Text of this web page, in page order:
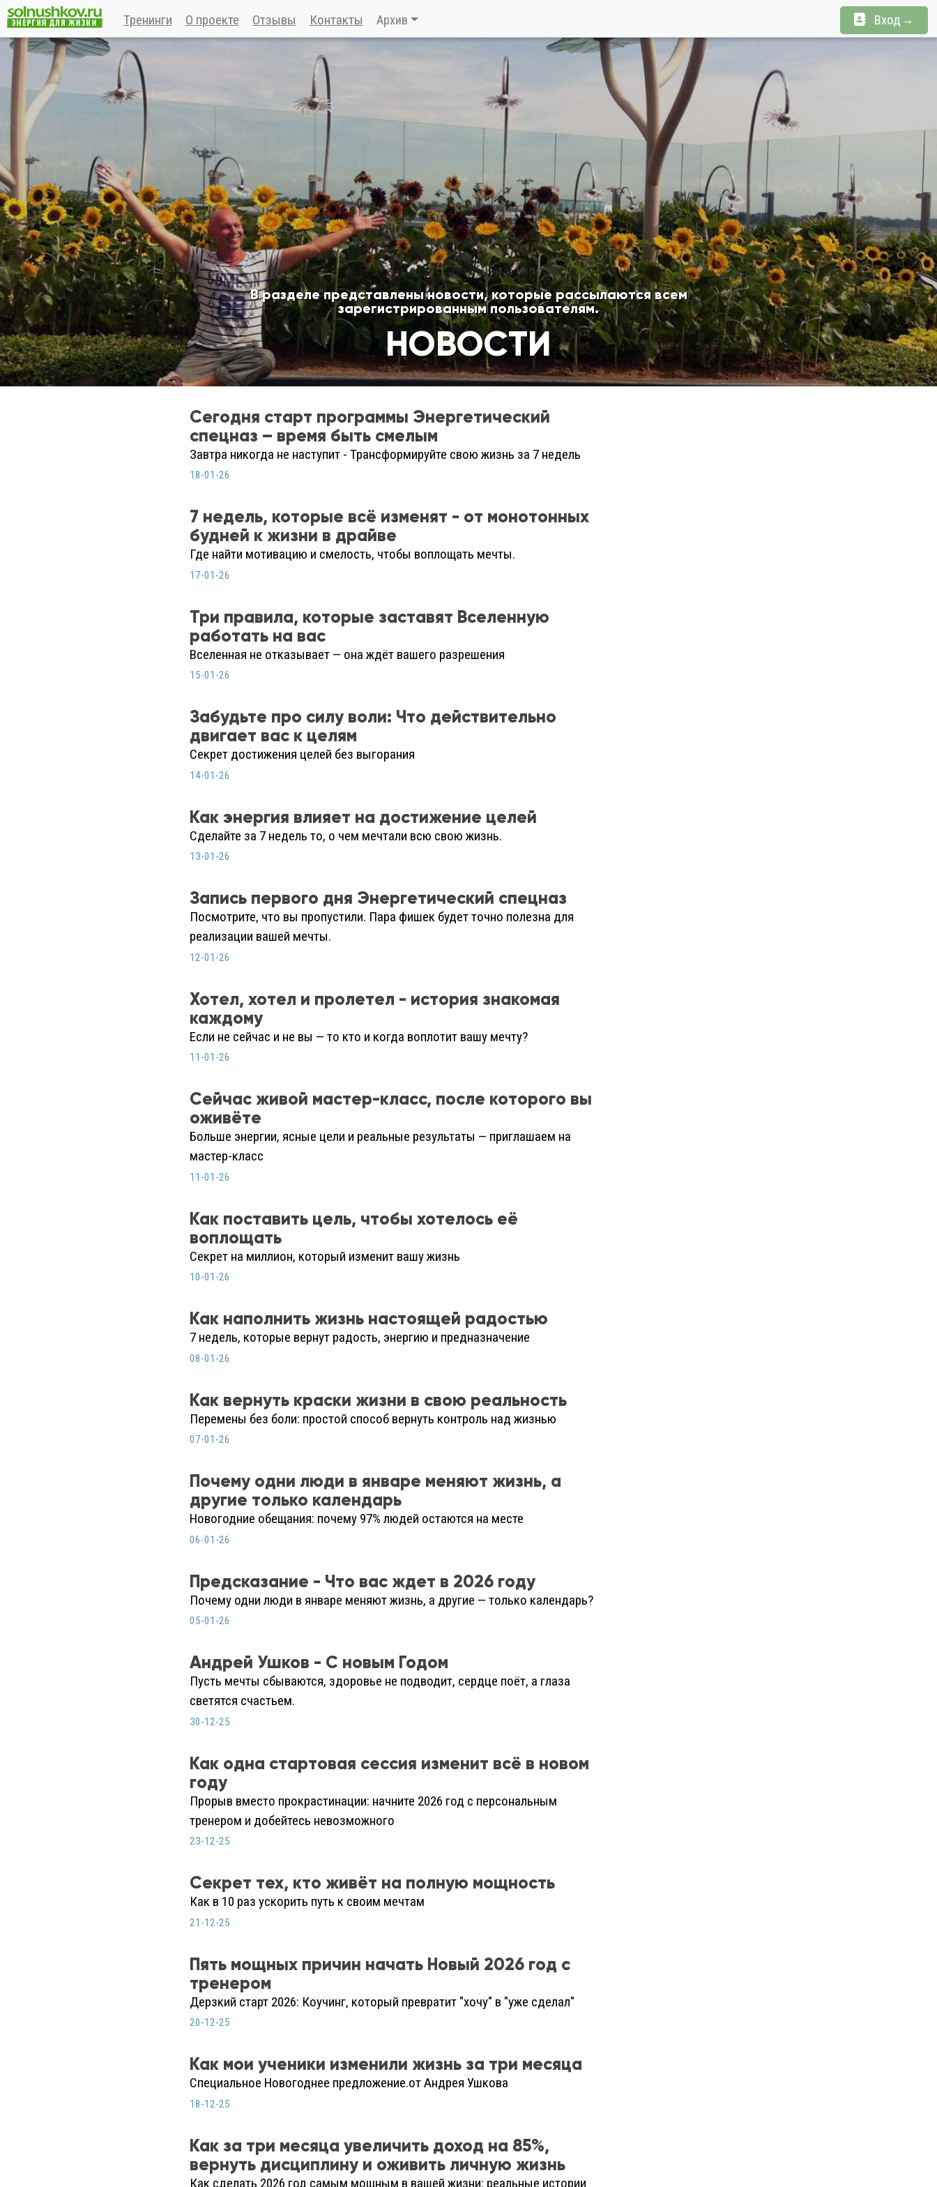
Тренинги О проекте Отзывы Контакты Архив Вход→
В разделе представлены новости, которые рассылаются всем
зарегистрированным пользователям.
НОВОСТИ
Сегодня старт программы Энергетический
спецназ – время быть смелым
Завтра никогда не наступит - Трансформируйте свою жизнь за 7 недель
18-01-26
7 недель, которые всё изменят - от монотонных
будней к жизни в драйве
Где найти мотивацию и смелость, чтобы воплощать мечты.
17-01-26
Три правила, которые заставят Вселенную
работать на вас
Вселенная не отказывает — она ждёт вашего разрешения
15-01-26
Забудьте про силу воли: Что действительно
двигает вас к целям
Секрет достижения целей без выгорания
14-01-26
Как энергия влияет на достижение целей
Сделайте за 7 недель то, о чем мечтали всю свою жизнь.
13-01-26
Запись первого дня Энергетический спецназ
Посмотрите, что вы пропустили. Пара фишек будет точно полезна для
реализации вашей мечты.
12-01-26
Хотел, хотел и пролетел - история знакомая
каждому
Если не сейчас и не вы — то кто и когда воплотит вашу мечту?
11-01-26
Сейчас живой мастер-класс, после которого вы
оживёте
Больше энергии, ясные цели и реальные результаты — приглашаем на
мастер-класс
11-01-26
Как поставить цель, чтобы хотелось её
воплощать
Секрет на миллион, который изменит вашу жизнь
10-01-26
Как наполнить жизнь настоящей радостью
7 недель, которые вернут радость, энергию и предназначение
08-01-26
Как вернуть краски жизни в свою реальность
Перемены без боли: простой способ вернуть контроль над жизнью
07-01-26
Почему одни люди в январе меняют жизнь, а
другие только календарь
Новогодние обещания: почему 97% людей остаются на месте
06-01-26
Предсказание - Что вас ждет в 2026 году
Почему одни люди в январе меняют жизнь, а другие — только календарь?
05-01-26
Андрей Ушков - С новым Годом
Пусть мечты сбываются, здоровье не подводит, сердце поёт, а глаза
светятся счастьем.
30-12-25
Как одна стартовая сессия изменит всё в новом
году
Прорыв вместо прокрастинации: начните 2026 год с персональным
тренером и добейтесь невозможного
23-12-25
Секрет тех, кто живёт на полную мощность
Как в 10 раз ускорить путь к своим мечтам
21-12-25
Пять мощных причин начать Новый 2026 год с
тренером
Дерзкий старт 2026: Коучинг, который превратит "хочу" в "уже сделал"
20-12-25
Как мои ученики изменили жизнь за три месяца
Специальное Новогоднее предложение.от Андрея Ушкова
18-12-25
Как за три месяца увеличить доход на 85%,
вернуть дисциплину и оживить личную жизнь
Как сделать 2026 год самым мощным в вашей жизни: реальные истории